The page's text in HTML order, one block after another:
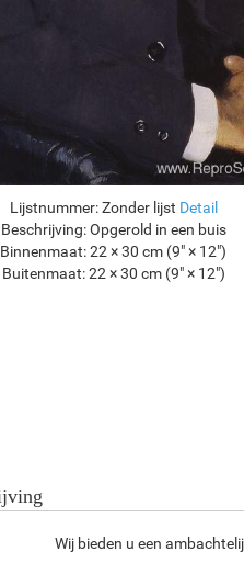
Lijstnummer: Zonder lijst Detail
Beschrijving: Opgerold in een buis
Binnenmaat: 22 × 30 cm (9" × 12")
Buitenmaat: 22 × 30 cm (9" × 12")
Wij bieden u een